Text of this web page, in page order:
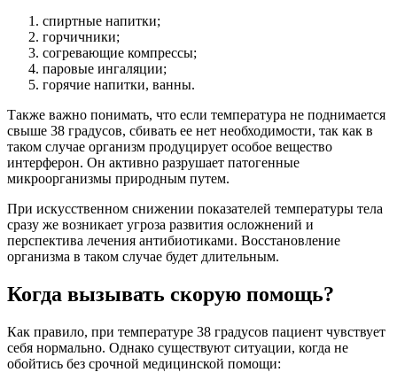
спиртные напитки;
горчичники;
согревающие компрессы;
паровые ингаляции;
горячие напитки, ванны.
Также важно понимать, что если температура не поднимается
свыше 38 градусов, сбивать ее нет необходимости, так как в
таком случае организм продуцирует особое вещество
интерферон. Он активно разрушает патогенные
микроорганизмы природным путем.
При искусственном снижении показателей температуры тела
сразу же возникает угроза развития осложнений и
перспектива лечения антибиотиками. Восстановление
организма в таком случае будет длительным.
Когда вызывать скорую помощь?
Как правило, при температуре 38 градусов пациент чувствует
себя нормально. Однако существуют ситуации, когда не
обойтись без срочной медицинской помощи: